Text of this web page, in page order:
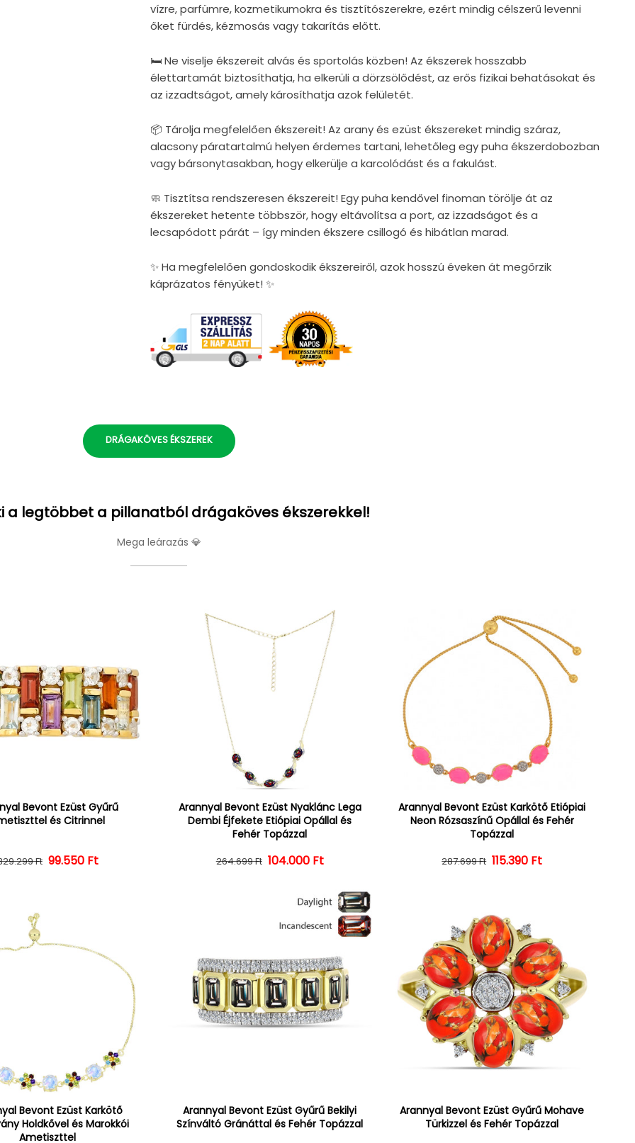
vízre, parfümre, kozmetikumokra és tisztítószerekre, ezért mindig célszerű levenni
őket fürdés, kézmosás vagy takarítás előtt.
🛏 Ne viselje ékszereit alvás és sportolás közben! Az ékszerek hosszabb
élettartamát biztosíthatja, ha elkerüli a dörzsölődést, az erős fizikai behatásokat és
az izzadtságot, amely károsíthatja azok felületét.
📦 Tárolja megfelelően ékszereit! Az arany és ezüst ékszereket mindig száraz,
alacsony páratartalmú helyen érdemes tartani, lehetőleg egy puha ékszerdobozban
vagy bársonytasakban, hogy elkerülje a karcolódást és a fakulást.
🧼 Tisztítsa rendszeresen ékszereit! Egy puha kendővel finoman törölje át az
ékszereket hetente többször, hogy eltávolítsa a port, az izzadságot és a
lecsapódott párát – így minden ékszere csillogó és hibátlan marad.
✨ Ha megfelelően gondoskodik ékszereiről, azok hosszú éveken át megőrzik
káprázatos fényüket! ✨
DRÁGAKÖVES ÉKSZEREK
a legtöbbet a pillanatból drágaköves ékszerekkel!
Mega leárazás 💎
Bevont Ezüst Gyűrű
és Citrinnel
Normál ár
Ft Kedvezményes ár
99.550 Ft
Arannyal Bevont Ezüst Nyaklánc Lega
Dembi Éjfekete Etiópiai Opállal és
Fehér Topázzal
Normál ár
264.699 Ft Kedvezményes ár
104.000 Ft
Arannyal Bevont Ezüst Karkötő Etiópiai
Neon Rózsaszínű Opállal és Fehér
Topázzal
Normál ár
287.699 Ft Kedvezményes ár
115.390 Ft
Bevont Ezüst Karkötő
Holdkővel és Marokkói
Ametiszttel
Arannyal Bevont Ezüst Gyűrű Bekilyi
Színváltó Gránáttal és Fehér Topázzal
Arannyal Bevont Ezüst Gyűrű Mohave
Türkizzel és Fehér Topázzal